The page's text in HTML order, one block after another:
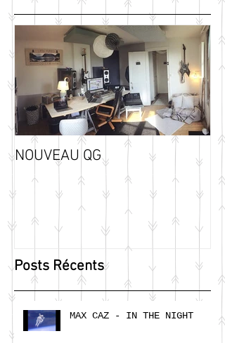
Posts Récents
NOUVEAU QG
MAX CAZ - IN THE NIGHT